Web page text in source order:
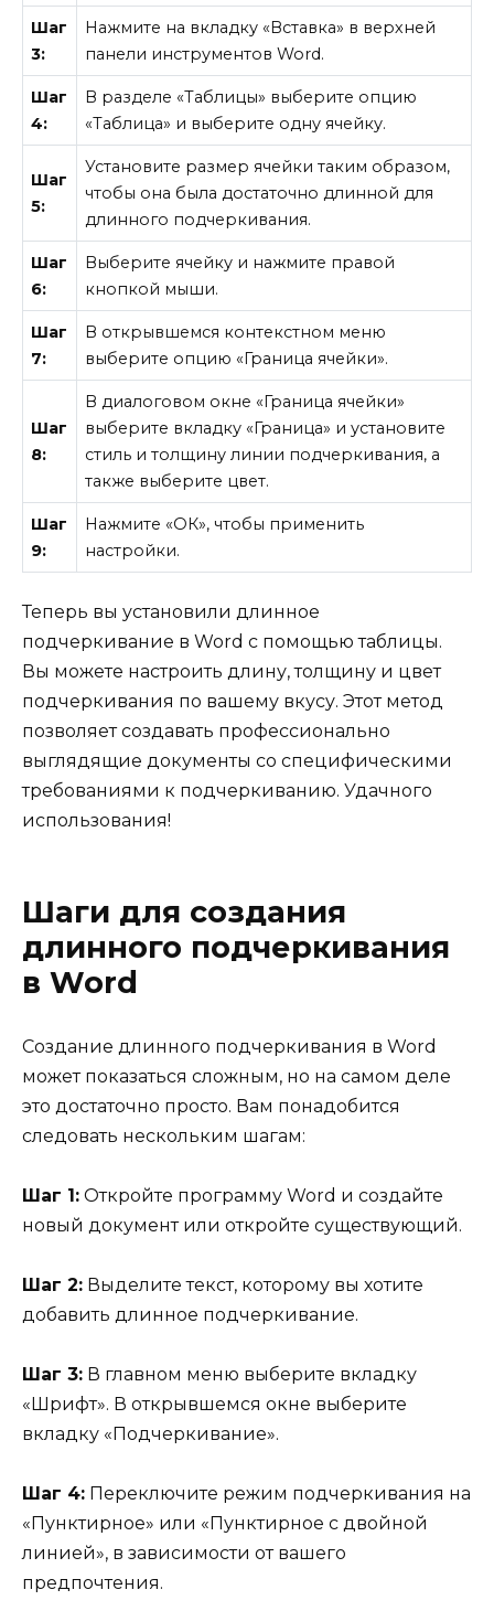
Шаг
3:
Нажмите на вкладку «Вставка» в верхней
панели инструментов Word.
Шаг
4:
В разделе «Таблицы» выберите опцию
«Таблица» и выберите одну ячейку.
Шаг
5:
Установите размер ячейки таким образом,
чтобы она была достаточно длинной для
длинного подчеркивания.
Шаг
6:
Выберите ячейку и нажмите правой
кнопкой мыши.
Шаг
7:
В открывшемся контекстном меню
выберите опцию «Граница ячейки».
Шаг
8:
В диалоговом окне «Граница ячейки»
выберите вкладку «Граница» и установите
стиль и толщину линии подчеркивания, а
также выберите цвет.
Шаг
9:
Нажмите «ОК», чтобы применить
настройки.
Теперь вы установили длинное
подчеркивание в Word с помощью таблицы.
Вы можете настроить длину, толщину и цвет
подчеркивания по вашему вкусу. Этот метод
позволяет создавать профессионально
выглядящие документы со специфическими
требованиями к подчеркиванию. Удачного
использования!
Шаги для создания
длинного подчеркивания
в Word
Создание длинного подчеркивания в Word
может показаться сложным, но на самом деле
это достаточно просто. Вам понадобится
следовать нескольким шагам:
Шаг 1: Откройте программу Word и создайте
новый документ или откройте существующий.
Шаг 2: Выделите текст, которому вы хотите
добавить длинное подчеркивание.
Шаг 3: В главном меню выберите вкладку
«Шрифт». В открывшемся окне выберите
вкладку «Подчеркивание».
Шаг 4: Переключите режим подчеркивания на
«Пунктирное» или «Пунктирное с двойной
линией», в зависимости от вашего
предпочтения.